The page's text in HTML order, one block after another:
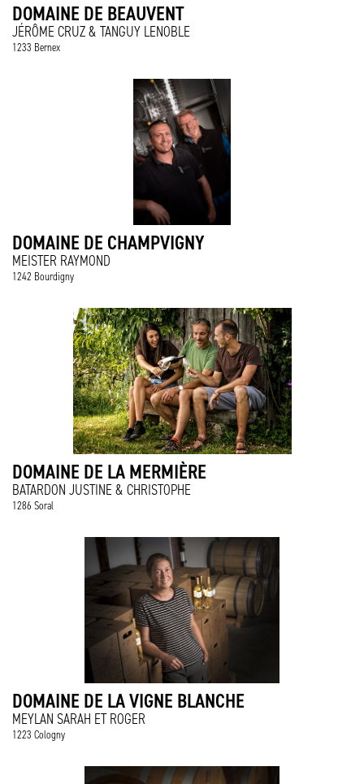
DOMAINE DE BEAUVENT
JÉRÔME CRUZ & TANGUY LENOBLE
1233 Bernex
DOMAINE DE CHAMPVIGNY
MEISTER RAYMOND
1242 Bourdigny
DOMAINE DE LA MERMIÈRE
BATARDON JUSTINE & CHRISTOPHE
1286 Soral
DOMAINE DE LA VIGNE BLANCHE
MEYLAN SARAH ET ROGER
1223 Cologny